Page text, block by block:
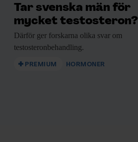
Tar svenska män för
mycket testosteron?
Därför ger forskarna olika svar om
testosteronbehandling.
PREMIUM HORMONER